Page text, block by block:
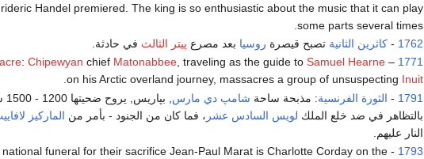
Handel premiered. The king is so enthusiastic about the music that it can play
some parts several times.
1762
-كاثرين الثانية تصبح قيصرة روسيا بعد مصرع پيتر الثالث في حادثة.
1771
–
: Chipewyan chief Matonabbee, traveling as the guide to Samuel Hearne
on his Arctic overland journey, massacres a group of unsuspecting Inuit
.
1791
- الثورة الفرنسية: مذبحة ساحة شامپ دي مارس
,
بالتظاهر في ضد خلع الملك لويس السادس عشر ، فما كان من الجنود - بأمر من الماركيز
النار عليهم.
1793
national funeral for their sacrifice Jean-Paul Marat is Charlotte Corday on the